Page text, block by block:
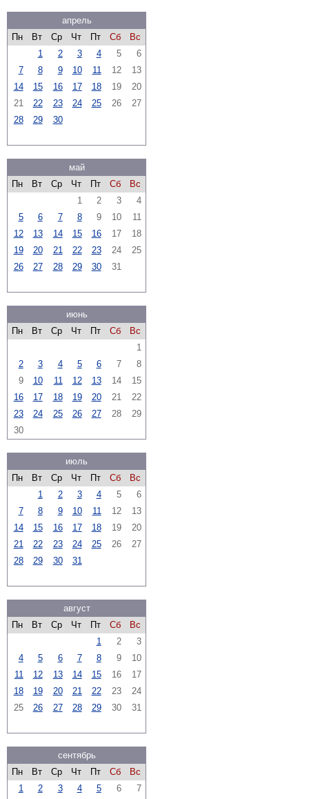
апрель
Пн
Вт Ср Чт Пт Сб
Вс
1
2 3 4 5
6
7
8 9 10 11 12
13
14
15 16 17 18 19
20
21
22 23 24 25 26
27
28
29 30
май
Пн
Вт Ср Чт Пт Сб
Вс
1
2 3
4
5
6 7 8 9 10
11
12
13 14 15 16 17
18
19
20 21 22 23 24
25
26
27 28 29 30 31
июнь
Пн
Вт Ср Чт Пт Сб
Вс
1
2
3 4 5 6 7
8
9
10 11 12 13 14
15
16
17 18 19 20 21
22
23
24 25 26 27 28
29
30
июль
Пн
Вт Ср Чт Пт Сб
Вс
1
2 3 4 5
6
7
8 9 10 11 12
13
14
15 16 17 18 19
20
21
22 23 24 25 26
27
28
29 30 31
август
Пн
Вт Ср Чт Пт Сб
Вс
1
2
3
4
5 6 7 8 9
10
11
12 13 14 15 16
17
18
19 20 21 22 23
24
25
26 27 28 29 30 31
сентябрь
Пн
Вт Ср Чт Пт Сб
Вс
1
2 3 4 5 6
7